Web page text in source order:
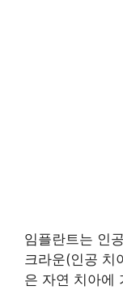
임플란트는 인
크라운(인공 치
은 자연 치아에